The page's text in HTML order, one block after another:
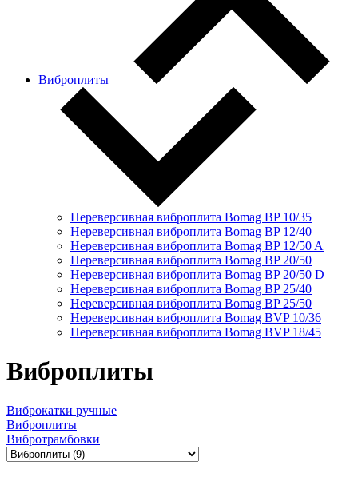
Виброплиты
Нереверсивная виброплита Bomag BP 10/35
Нереверсивная виброплита Bomag BP 12/40
Нереверсивная виброплита Bomag BP 12/50 A
Нереверсивная виброплита Bomag BP 20/50
Нереверсивная виброплита Bomag BP 20/50 D
Нереверсивная виброплита Bomag BP 25/40
Нереверсивная виброплита Bomag BP 25/50
Нереверсивная виброплита Bomag BVP 10/36
Нереверсивная виброплита Bomag BVP 18/45
Виброплиты
Виброкатки ручные
Виброплиты
Вибротрамбовки